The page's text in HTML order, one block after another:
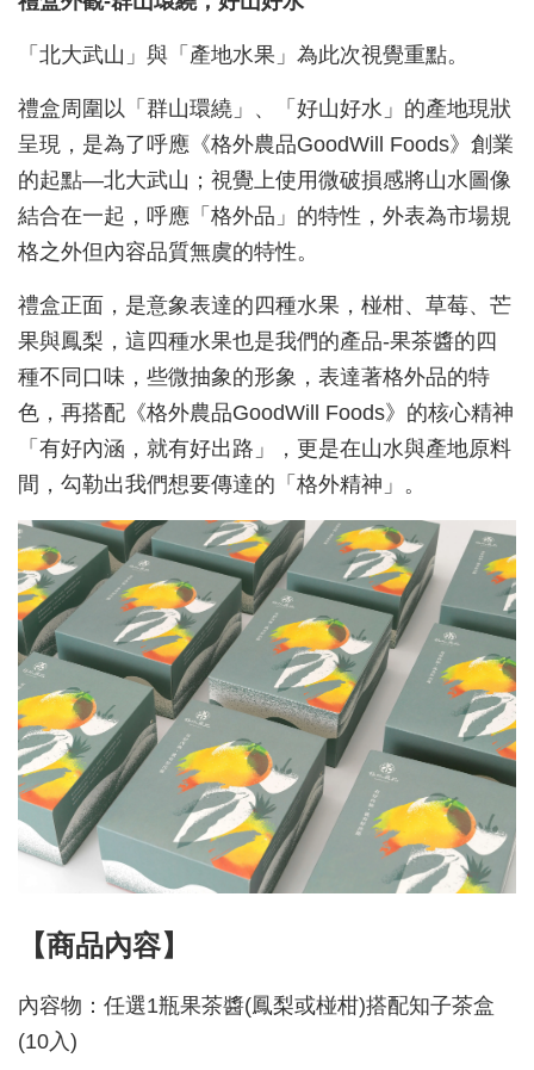
「北大武山」與「產地水果」為此次視覺重點。
禮盒周圍以「群山環繞」、「好山好水」的產地現狀
呈現，是為了呼應《格外農品GoodWill Foods》創業
的起點—北大武山；視覺上使用微破損感將山水圖像
結合在一起，呼應「格外品」的特性，外表為市場規
格之外但內容品質無虞的特性。
禮盒正面，是意象表達的四種水果，椪柑、草莓、芒
果與鳳梨，這四種水果也是我們的產品-果茶醬的四
種不同口味，些微抽象的形象，表達著格外品的特
色，再搭配《格外農品GoodWill Foods》的核心精神
「有好內涵，就有好出路」，更是在山水與產地原料
間，勾勒出我們想要傳達的「格外精神」。
【商品內容】
內容物：任選1瓶果茶醬(鳳梨或椪柑)搭配知子茶盒
(10入)